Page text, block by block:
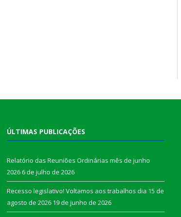
ÚLTIMAS PUBLICAÇÕES
Relatório das Reuniões Ordinárias mês de junho
20266 de julho de 2026
Recesso legislativo! Voltamos aos trabalhos dia 15 de
agosto de 2026 19 de junho de 2026